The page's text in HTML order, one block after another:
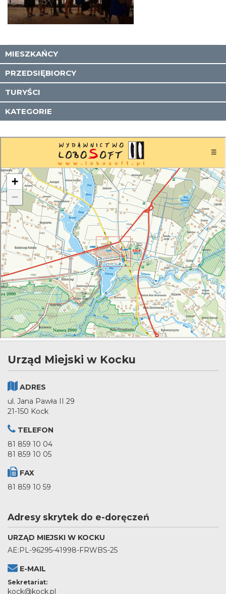
MIESZKAŃCY
PRZEDSIĘBIORCY
TURYŚCI
KATEGORIE
Urząd Miejski w Kocku
ADRES
ul. Jana Pawła II 29
21-150 Kock
TELEFON
81 859 10 04
81 859 10 05
FAX
81 859 10 59
Adresy skrytek do e-doręczeń
URZĄD MIEJSKI W KOCKU
AE:PL-96295-41998-FRWBS-25
E-MAIL
Sekretariat:
kock@kock.pl